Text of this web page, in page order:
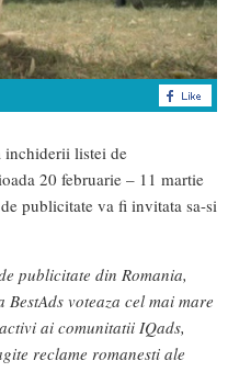
inchiderii listei de
20 februarie – 11 martie
publicitate va fi invitata sa-si
publicitate din Romania,
voteaza cel mai mare
ai comunitatii IQads,
reclame romanesti ale